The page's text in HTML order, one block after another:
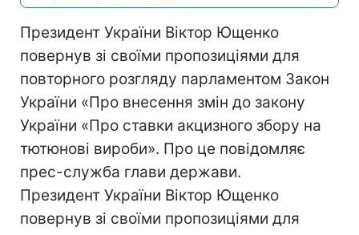
Президент України Віктор Ющенко
повернув зі своїми пропозиціями для
повторного розгляду парламентом Закон
України «Про внесення змін до закону
України «Про ставки акцизного збору на
тютюнові вироби». Про це повідомляє
прес-служба глави держави.
Президент України Віктор Ющенко
повернув зі своїми пропозиціями для